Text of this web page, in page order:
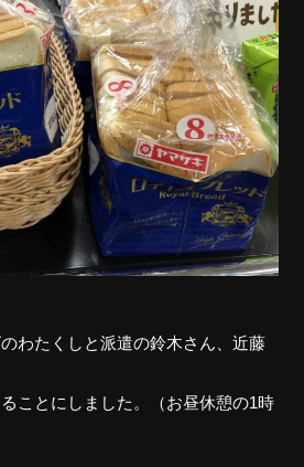
わたくしと派遣の鈴木さん、近藤
ことにしました。（お昼休憩の1時